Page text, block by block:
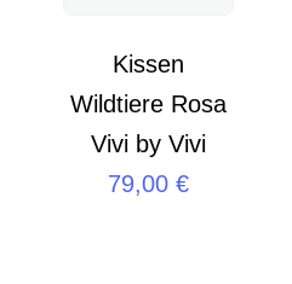
Kissen
Wildtiere Rosa
Vivi by Vivi
79,00 €